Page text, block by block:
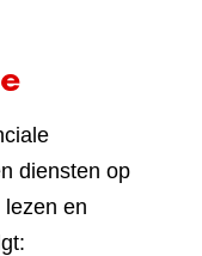
diensten op
en